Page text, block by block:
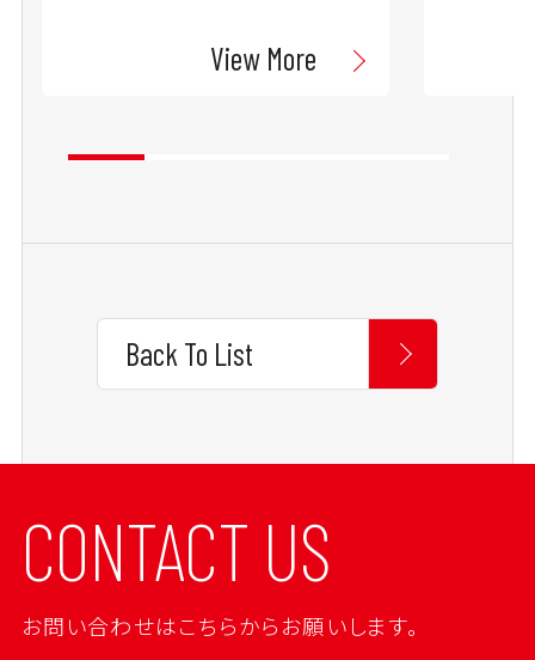
View More
Back To List
CONTACT US
お問い合わせはこちらからお願いします。